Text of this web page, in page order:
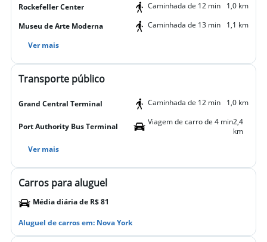
Rockefeller Center Caminhada de 12 min
1,0 km
Museu de Arte Moderna
Caminhada de 13 min
1,1 km
Ver mais
Transporte público
Grand Central Terminal Caminhada de 12 min 1,0 km
Port Authority Bus Terminal Viagem de carro de 4 min2,4
km
Ver mais
Carros para aluguel
Média diária de R$ 81
Aluguel de carros em: Nova York